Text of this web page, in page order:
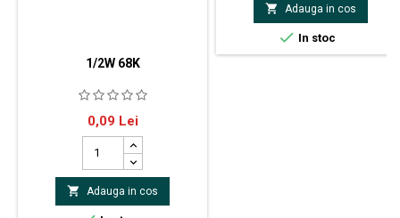
1/2W 68K
rezistor carbonMontare
0.5WToleranta ±5%Tensiune de
lucru max. 350VDimensiuni
carcasă Ø3.2x9mmDimensiuni
terminale Ø0.6x26mmTensiune
de impuls max. 700VTerminale
Pret
0,09 Lei
 Adauga in cos
 Adauga in cos
 In stoc